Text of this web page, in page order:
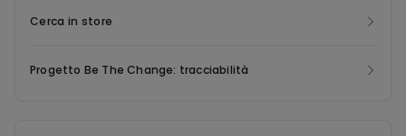
Cerca in store
Progetto Be The Change: tracciabilità